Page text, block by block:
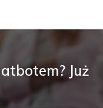
Już